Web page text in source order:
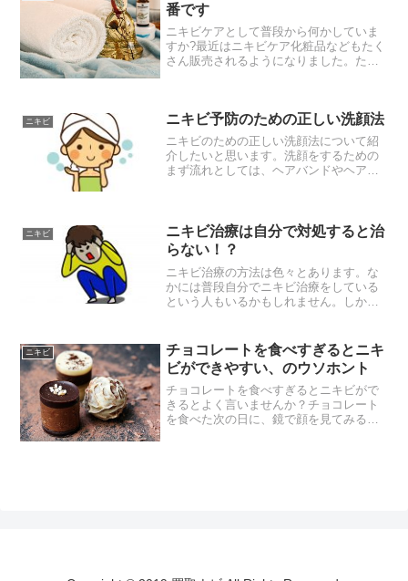
番です
ニキビケアとして普段から何かしていま
すか?最近はニキビケア化粧品などもたく
さん販売されるようになりました。たと
象にしているというもの...
ニキビ ニキビ予防のための正しい洗顔法
ニキビのための正しい洗顔法について紹
介したいと思います。洗顔をするための
まず流れとしては、ヘアバンドやヘアキ
るように準備しましょう。...
ニキビ
ニキビ治療は自分で対処すると治
らない！？
ニキビ治療の方法は色々とあります。な
かには普段自分でニキビ治療をしている
という人もいるかもしれません。しか
ニキビ治療をしてしまうと、完治しない
ばかりか完治までに時間がか...
ニキビ
チョコレートを食べすぎるとニキ
ビができやすい、のウソホント
チョコレートを食べすぎるとニキビがで
きるとよく言いませんか？チョコレート
を食べた次の日に、鏡で顔を見てみると